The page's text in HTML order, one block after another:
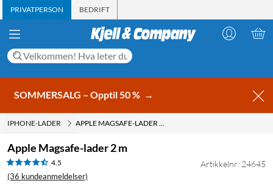
PRIVATPERSON BEDRIFT
SOMMERSALG – Opptil 50 % →
IPHONE-LADER APPLE MAGSAFE-LADER 2 M
Apple Magsafe-lader 2 m
4.5
(36 kundeanmeldelser)
Artikkelnr: 24645